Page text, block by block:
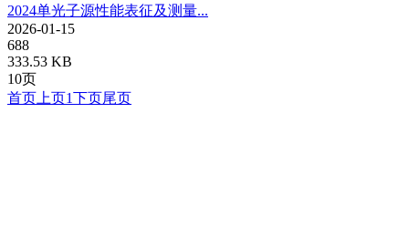
2024单光子源性能表征及测量...
2026-01-15
688
333.53 KB
10页
首页 上页1下页尾页